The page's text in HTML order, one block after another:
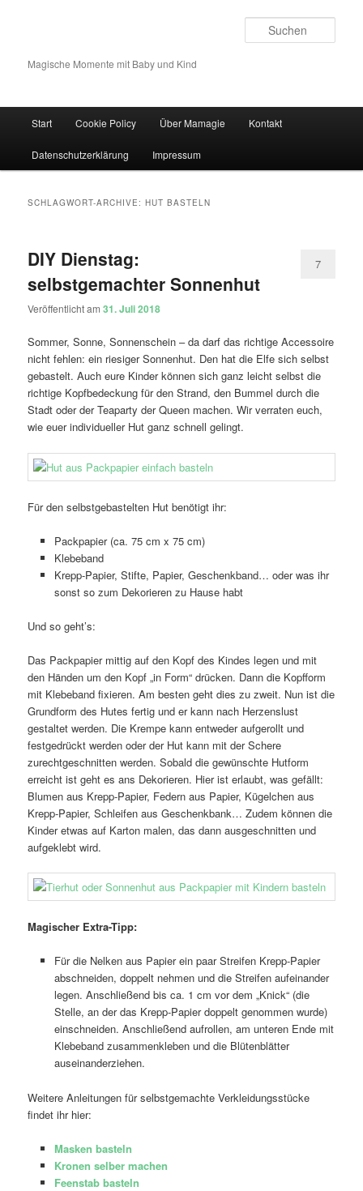
Magische Momente mit Baby und Kind
Zum Inhalt wechseln
Zum sekundären Inhalt wechseln
Start Cookie Policy Über Mamagie Kontakt
Datenschutzerklärung Impressum
SCHLAGWORT-ARCHIVE:HUT BASTELN
DIY Dienstag:
selbstgemachter Sonnenhut
Veröffentlicht am31. Juli 2018
7
Sommer, Sonne, Sonnenschein – da darf das richtige Accessoire
nicht fehlen: ein riesiger Sonnenhut. Den hat die Elfe sich selbst
gebastelt. Auch eure Kinder können sich ganz leicht selbst die
richtige Kopfbedeckung für den Strand, den Bummel durch die
Stadt oder der Teaparty der Queen machen. Wir verraten euch,
wie euer individueller Hut ganz schnell gelingt.
Für den selbstgebastelten Hut benötigt ihr:
Packpapier (ca. 75 cm x 75 cm)
Klebeband
Krepp-Papier, Stifte, Papier, Geschenkband… oder was ihr
sonst so zum Dekorieren zu Hause habt
Und so geht’s:
Das Packpapier mittig auf den Kopf des Kindes legen und mit
den Händen um den Kopf „in Form“ drücken. Dann die Kopfform
mit Klebeband fixieren. Am besten geht dies zu zweit. Nun ist die
Grundform des Hutes fertig und er kann nach Herzenslust
gestaltet werden. Die Krempe kann entweder aufgerollt und
festgedrückt werden oder der Hut kann mit der Schere
zurechtgeschnitten werden. Sobald die gewünschte Hutform
erreicht ist geht es ans Dekorieren. Hier ist erlaubt, was gefällt:
Blumen aus Krepp-Papier, Federn aus Papier, Kügelchen aus
Krepp-Papier, Schleifen aus Geschenkbank… Zudem können die
Kinder etwas auf Karton malen, das dann ausgeschnitten und
aufgeklebt wird.
Magischer Extra-Tipp:
Für die Nelken aus Papier ein paar Streifen Krepp-Papier
abschneiden, doppelt nehmen und die Streifen aufeinander
legen. Anschließend bis ca. 1 cm vor dem „Knick“ (die
Stelle, an der das Krepp-Papier doppelt genommen wurde)
einschneiden. Anschließend aufrollen, am unteren Ende mit
Klebeband zusammenkleben und die Blütenblätter
auseinanderziehen.
Weitere Anleitungen für selbstgemachte Verkleidungsstücke
findet ihr hier:
Masken basteln
Kronen selber machen
Feenstab basteln